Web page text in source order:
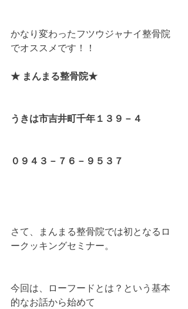
かなり変わったフツウジャナイ整骨院
でオススメです！！
★ まんまる整骨院★
うきは市吉井町千年１３９－４
０９４３－７６－９５３７
さて、まんまる整骨院では初となるロ
ークッキングセミナー。
今回は、ローフードとは？という基本
的なお話から始めて